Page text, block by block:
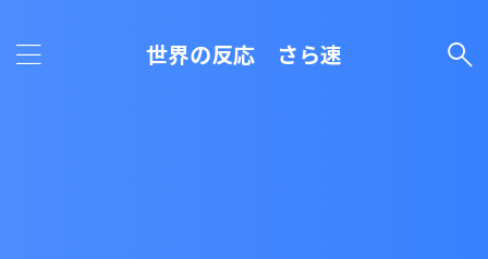
世界の反応 さら速